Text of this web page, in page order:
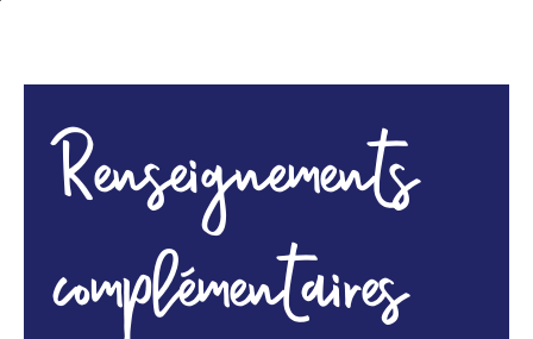
Renseignements
complémentaires